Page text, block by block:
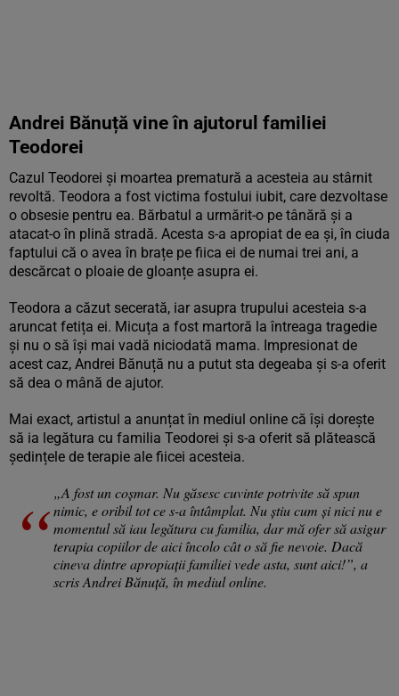
Andrei Bănuță vine în ajutorul familiei
Teodorei
Cazul Teodorei și moartea prematură a acesteia au stârnit
revoltă. Teodora a fost victima fostului iubit, care dezvoltase
o obsesie pentru ea. Bărbatul a urmărit-o pe tânără și a
atacat-o în plină stradă. Acesta s-a apropiat de ea și, în ciuda
faptului că o avea în brațe pe fiica ei de numai trei ani, a
descărcat o ploaie de gloanțe asupra ei.
Teodora a căzut secerată, iar asupra trupului acesteia s-a
aruncat fetița ei. Micuța a fost martoră la întreaga tragedie
și nu o să își mai vadă niciodată mama. Impresionat de
acest caz, Andrei Bănuță nu a putut sta degeaba și s-a oferit
să dea o mână de ajutor.
Mai exact, artistul a anunțat în mediul online că își dorește
să ia legătura cu familia Teodorei și s-a oferit să plătească
ședințele de terapie ale fiicei acesteia.
„A fost un coșmar. Nu găsesc cuvinte potrivite să spun
nimic, e oribil tot ce s-a întâmplat. Nu știu cum și nici nu e
momentul să iau legătura cu familia, dar mă ofer să asigur
terapia copiilor de aici încolo cât o să fie nevoie. Dacă
cineva dintre apropiații familiei vede asta, sunt aici!”, a
scris Andrei Bănuță, în mediul online.